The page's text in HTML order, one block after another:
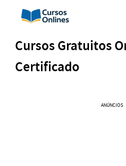
Cursos Gratuitos
Certificado
ANÚNCIOS